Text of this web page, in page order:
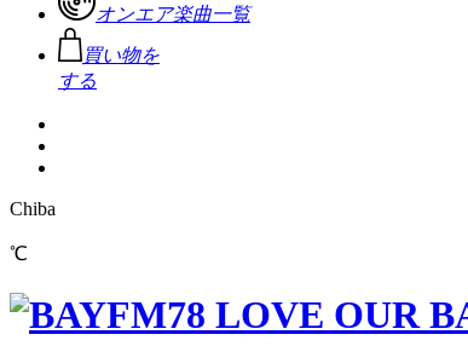
オンエア楽曲一覧
買い物を
する
Chiba
℃